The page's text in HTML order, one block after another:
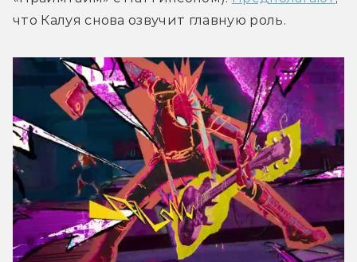
что Калуя снова озвучит главную роль.